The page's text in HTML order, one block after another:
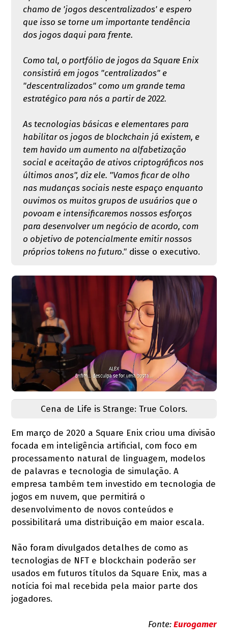
chamo de 'jogos descentralizados' e espero
que isso se torne um importante tendência
dos jogos daqui para frente.
Como tal, o portfólio de jogos da Square Enix
consistirá em jogos "centralizados" e
"descentralizados" como um grande tema
estratégico para nós a partir de 2022.
As tecnologias básicas e elementares para
habilitar os jogos de blockchain já existem, e
tem havido um aumento na alfabetização
social e aceitação de ativos criptográficos nos
últimos anos", diz ele. "Vamos ficar de olho
nas mudanças sociais neste espaço enquanto
ouvimos os muitos grupos de usuários que o
povoam e intensificaremos nossos esforços
para desenvolver um negócio de acordo, com
o objetivo de potencialmente emitir nossos
próprios tokens no futuro."disse o executivo.
Cena de Life is Strange: True Colors.
Em março de 2020 a Square Enix criou uma divisão
focada em inteligência artificial, com foco em
processamento natural de linguagem, modelos
de palavras e tecnologia de simulação. A
empresa também tem investido em tecnologia de
jogos em nuvem, que permitirá o
desenvolvimento de novos conteúdos e
possibilitará uma distribuição em maior escala.
Não foram divulgados detalhes de como as
tecnologias de NFT e blockchain poderão ser
usados em futuros títulos da Square Enix, mas a
notícia foi mal recebida pela maior parte dos
jogadores.
Fonte:Eurogamer